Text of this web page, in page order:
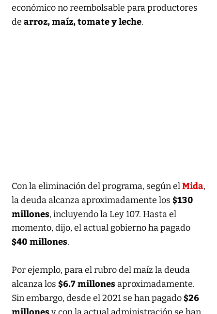
económico no reembolsable para productores
de arroz, maíz, tomate y leche.
Con la eliminación del programa, según elMida,
la deuda alcanza aproximadamente los $130
millones, incluyendo la Ley 107. Hasta el
momento, dijo, el actual gobierno ha pagado
$40 millones.
Por ejemplo, para el rubro del maíz la deuda
alcanza los $6.7 millones aproximadamente.
Sin embargo, desde el 2021 se han pagado $26
millonesy con la actual administración se han